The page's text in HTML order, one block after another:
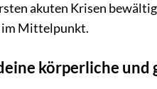
akuten Krisen
im Mittelpunkt.
körperliche und